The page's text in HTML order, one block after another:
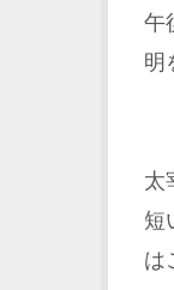
午
明
太
短
は